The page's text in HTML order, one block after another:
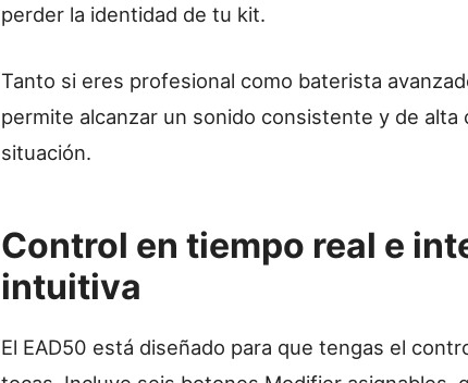
perder la identidad de tu kit.
Tanto si eres profesional como baterista
permite alcanzar un sonido consistente y de alta
situación.
Control en tiempo real e
intuitiva
El EAD50 está diseñado para que tengas el